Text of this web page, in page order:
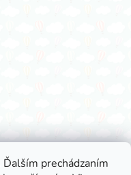
prechádzaním